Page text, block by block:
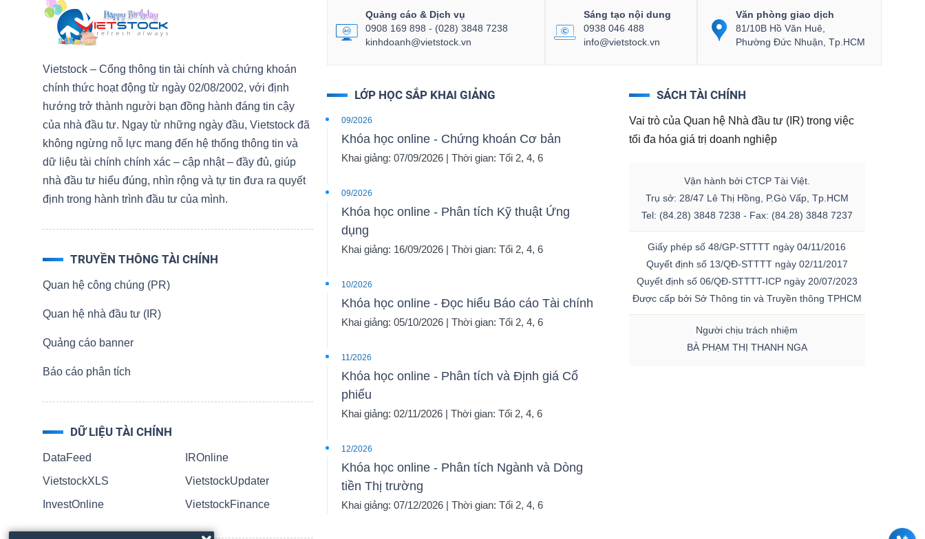
Vietstock – Cổng thông tin tài chính và chứng khoán
chính thức hoạt động từ ngày 02/08/2002, với định
hướng trở thành người bạn đồng hành đáng tin cậy
của nhà đầu tư. Ngay từ những ngày đầu, Vietstock đã
không ngừng nỗ lực mang đến hệ thống thông tin và
dữ liệu tài chính chính xác – cập nhật – đầy đủ, giúp
nhà đầu tư hiểu đúng, nhìn rộng và tự tin đưa ra quyết
định trong hành trình đầu tư của mình.
TRUYỀN THÔNG TÀI CHÍNH
Quan hệ công chúng (PR)
Quan hệ nhà đầu tư (IR)
Quảng cáo banner
Báo cáo phân tích
DỮ LIỆU TÀI CHÍNH
DataFeed
VietstockXLS
InvestOnline
IROnline
VietstockUpdater
VietstockFinance
Quảng cáo & Dịch vụ
0908 169 898 - (028) 3848 7238
kinhdoanh@vietstock.vn
Sáng tạo nội dung
0938 046 488
info@vietstock.vn
Văn phòng giao dịch
81/10B Hồ Văn Huê,
Phường Đức Nhuận, Tp.HCM
LỚP HỌC SẮP KHAI GIẢNG
09/2026
Khóa học online - Chứng khoán Cơ bản
Khai giảng: 07/09/2026 | Thời gian: Tối 2, 4, 6
09/2026
Khóa học online - Phân tích Kỹ thuật Ứng
dụng
Khai giảng: 16/09/2026 | Thời gian: Tối 2, 4, 6
10/2026
Khóa học online - Đọc hiểu Báo cáo Tài chính
Khai giảng: 05/10/2026 | Thời gian: Tối 2, 4, 6
11/2026
Khóa học online - Phân tích và Định giá Cổ
phiếu
Khai giảng: 02/11/2026 | Thời gian: Tối 2, 4, 6
12/2026
Khóa học online - Phân tích Ngành và Dòng
tiền Thị trường
Khai giảng: 07/12/2026 | Thời gian: Tối 2, 4, 6
SÁCH TÀI CHÍNH
Vai trò của Quan hệ Nhà đầu tư (IR) trong việc
tối đa hóa giá trị doanh nghiệp
Vận hành bởi CTCP Tài Việt.
Trụ sở: 28/47 Lê Thị Hồng, P.Gò Vấp, Tp.HCM
Tel: (84.28) 3848 7238 - Fax: (84.28) 3848 7237
Giấy phép số 48/GP-STTTT ngày 04/11/2016
Quyết định số 13/QĐ-STTTT ngày 02/11/2017
Quyết định số 06/QĐ-STTTT-ICP ngày 20/07/2023
Được cấp bởi Sở Thông tin và Truyền thông TPHCM
Người chịu trách nhiệm
BÀ PHẠM THỊ THANH NGA
SECTOR
NĂNG
LƯỢNG
VẬT
LIỆU
CÔNG
DÙNG
KHÔNG